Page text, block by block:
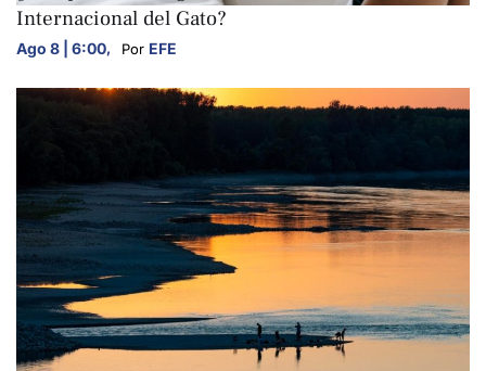
Internacional del Gato?
Ago 8 | 6:00, Por EFE